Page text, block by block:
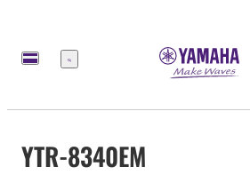
Меню
YTR-8340EM